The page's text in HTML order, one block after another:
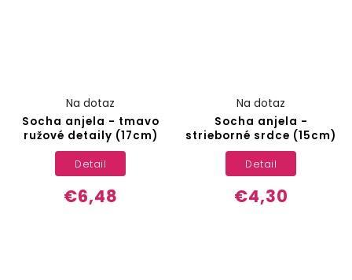
Socha anjela - tmavo
ružové detaily (17cm)
Na dotaz
€6,48
Detail
Socha anjela -
strieborné srdce (15cm)
Na dotaz
€4,30
Detail